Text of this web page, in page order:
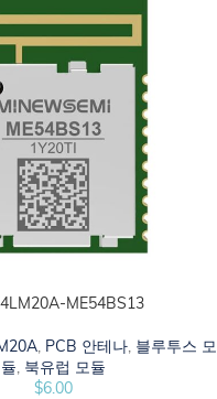
ME54BS13
, PCB 안테나, 블루투스 모
듈, 북유럽 모듈
$6.00